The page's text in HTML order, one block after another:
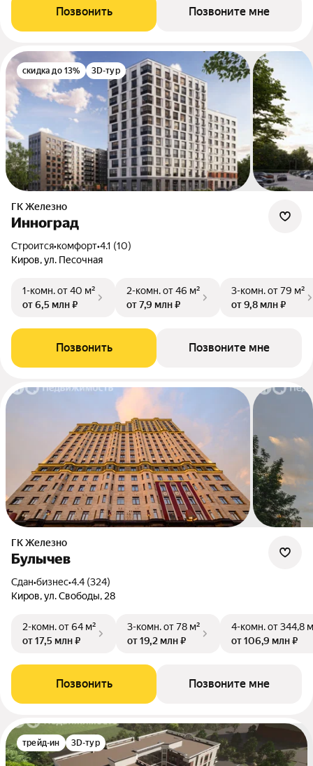
Позвонить Позвоните мне
скидка до 13% 3D-тур
ГК Железно
Инноград
Строится•комфорт•4.1 (10)
Киров, ул. Песочная
1-комн.от 40 м²
от 6,5 млн ₽
2-комн.от 46 м²
от 7,9 млн ₽
3-комн.от 79 м²
от 9,8 млн ₽
Позвонить Позвоните мне
ГК Железно
Булычев
Сдан•бизнес•4.4 (324)
Киров, ул. Свободы, 28
2-комн.от 64 м²
от 17,5 млн ₽
3-комн.от 78 м²
от 19,2 млн ₽
4-комн.от 344,8
от 106,9 млн ₽
Позвонить Позвоните мне
трейд-ин 3D-тур